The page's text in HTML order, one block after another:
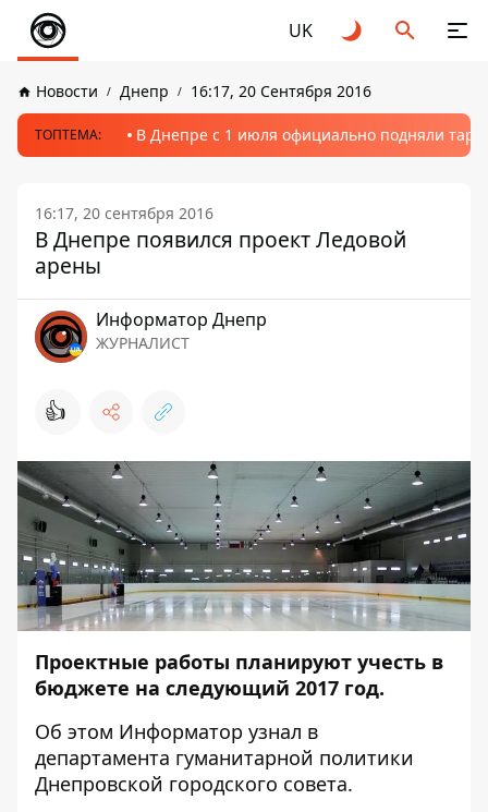
UK
Новости Днепр 16:17, 20 Сентября 2016
ТОПТЕМА: В Днепре с 1 июля официально подняли
16:17, 20 сентября 2016
В Днепре появился проект Ледовой
арены
Информатор Днепр
ЖУРНАЛИСТ
👍
Проектные работы планируют учесть в
бюджете на следующий 2017 год.
Об этом Информатор узнал в
департамента гуманитарной политики
Днепровской городского совета.